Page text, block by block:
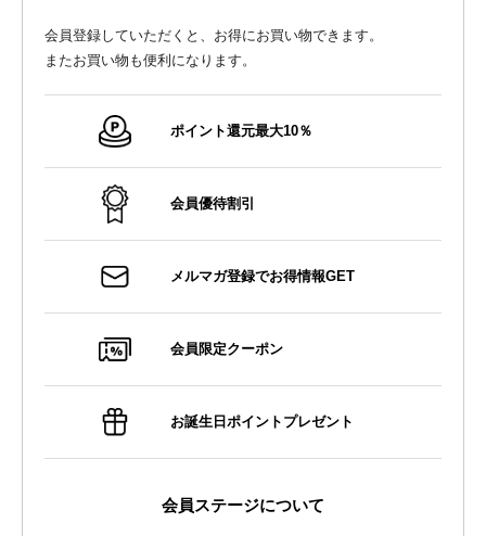
会員登録していただくと、お得にお買い物できます。
またお買い物も便利になります。
ポイント還元最大10％
会員優待割引
メルマガ登録でお得情報GET
会員限定クーポン
お誕生日ポイントプレゼント
会員ステージについて